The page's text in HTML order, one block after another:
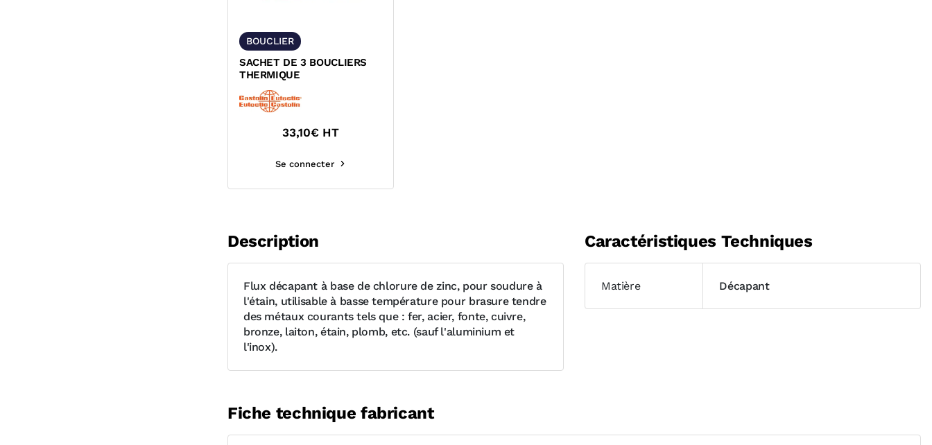
BOUCLIER
SACHET DE 3 BOUCLIERS
THERMIQUE
33,10€ HT
Se connecter
Description
Flux décapant à base de chlorure de zinc, pour soudure à
l'étain, utilisable à basse température pour brasure tendre
des métaux courants tels que : fer, acier, fonte, cuivre,
bronze, laiton, étain, plomb, etc. (sauf l'aluminium et
l'inox).
Caractéristiques Techniques
Matière Décapant
Fiche technique fabricant